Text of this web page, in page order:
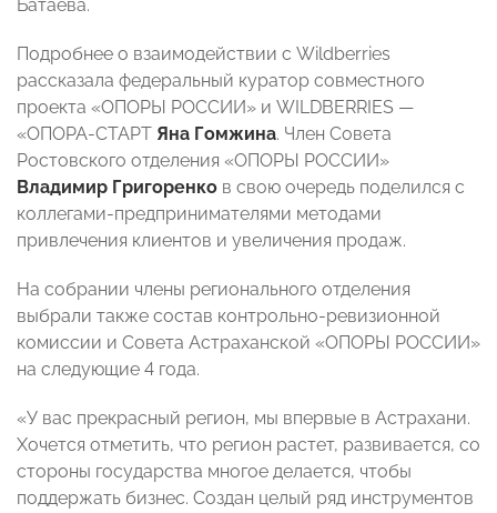
Батаева.
Подробнее о взаимодействии с Wildberries
рассказала федеральный куратор совместного
проекта «ОПОРЫ РОССИИ» и WILDBERRIES —
«ОПОРА-СТАРТ Яна Гомжина. Член Совета
Ростовского отделения «ОПОРЫ РОССИИ»
Владимир Григоренко в свою очередь поделился с
коллегами-предпринимателями методами
привлечения клиентов и увеличения продаж.
На собрании члены регионального отделения
выбрали также состав контрольно-ревизионной
комиссии и Совета Астраханской «ОПОРЫ РОССИИ»
на следующие 4 года.
«У вас прекрасный регион, мы впервые в Астрахани.
Хочется отметить, что регион растет, развивается, со
стороны государства многое делается, чтобы
поддержать бизнес. Создан целый ряд инструментов